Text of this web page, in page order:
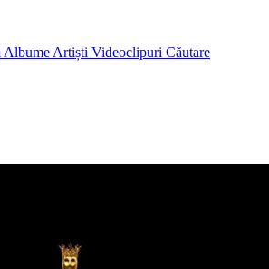
Albume Artiști Videoclipuri Căutare